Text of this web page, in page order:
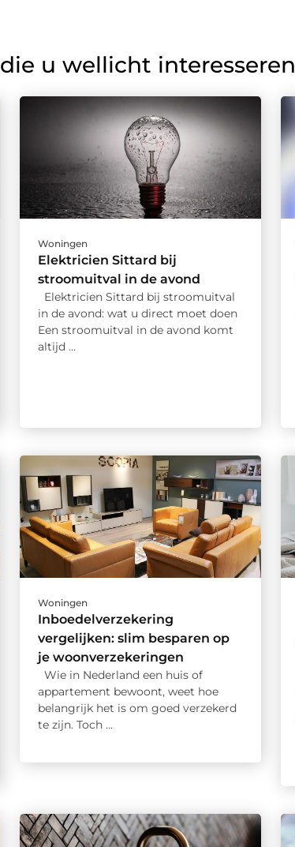
die u wellicht interesseren
Woningen
Elektricien Sittard bij
stroomuitval in de avond
Elektricien Sittard bij stroomuitval
in de avond: wat u direct moet doen
Een stroomuitval in de avond komt
altijd ...
Woningen
Inboedelverzekering
vergelijken: slim besparen op
je woonverzekeringen
Wie in Nederland een huis of
appartement bewoont, weet hoe
belangrijk het is om goed verzekerd
te zijn. Toch ...